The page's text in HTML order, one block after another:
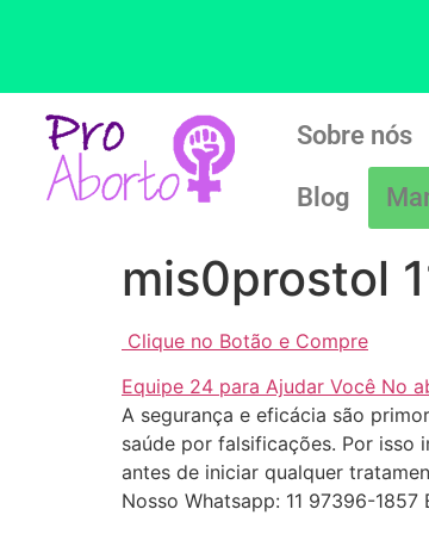
Sobre nós
Blog
mis0prostol
Clique no Botão e Compre
Equipe 24 para Ajudar Você No
A segurança e eficácia são
saúde por falsificações. Por isso
antes de iniciar qualquer
Nosso Whatsapp: 11 97396-1857